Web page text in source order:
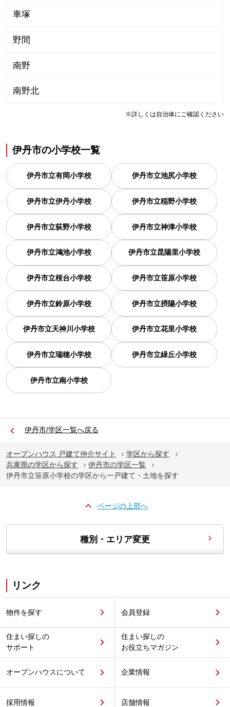
車塚
野間
南野
南野北
※詳しくは自治体にご確認ください
伊丹市の小学校一覧
伊丹市立有岡小学校 伊丹市立池尻小学校
伊丹市立伊丹小学校 伊丹市立稲野小学校
伊丹市立荻野小学校 伊丹市立神津小学校
伊丹市立鴻池小学校 伊丹市立昆陽里小学校
伊丹市立桜台小学校 伊丹市立笹原小学校
伊丹市立鈴原小学校 伊丹市立摂陽小学校
伊丹市立天神川小学校 伊丹市立花里小学校
伊丹市立瑞穂小学校 伊丹市立緑丘小学校
伊丹市立南小学校
伊丹市/学区一覧へ戻る
オープンハウス 戸建て仲介サイト
学区から探す
兵庫県の学区から探す
伊丹市の学区一覧
伊丹市立笹原小学校の学区から一戸建て・土地を探す
ページの上部へ
種別・エリア変更
リンク
物件を探す 会員登録
住まい探しの
サポート
住まい探しの
お役立ちマガジン
オープンハウスについて 企業情報
採用情報 店舗情報